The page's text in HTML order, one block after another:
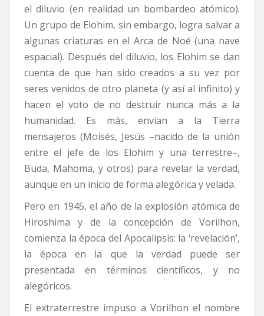
el diluvio (en realidad un bombardeo atómico).
Un grupo de Elohim, sin embargo, logra salvar a
algunas criaturas en el Arca de Noé (una nave
espacial). Después del diluvio, los Elohim se dan
cuenta de que han sido creados a su vez por
seres venidos de otro planeta (y así al infinito) y
hacen el voto de no destruir nunca más a la
humanidad. Es más, envían a la Tierra
mensajeros (Moisés, Jesús –nacido de la unión
entre el jefe de los Elohim y una terrestre–,
Buda, Mahoma, y otros) para revelar la verdad,
aunque en un inicio de forma alegórica y velada.
Pero en 1945, el año de la explosión atómica de
Hiroshima y de la concepción de Vorilhon,
comienza la época del Apocalipsis: la ‘revelación’,
la época en la que la verdad puede ser
presentada en términos científicos, y no
alegóricos.
El extraterrestre impuso a Vorilhon el nombre